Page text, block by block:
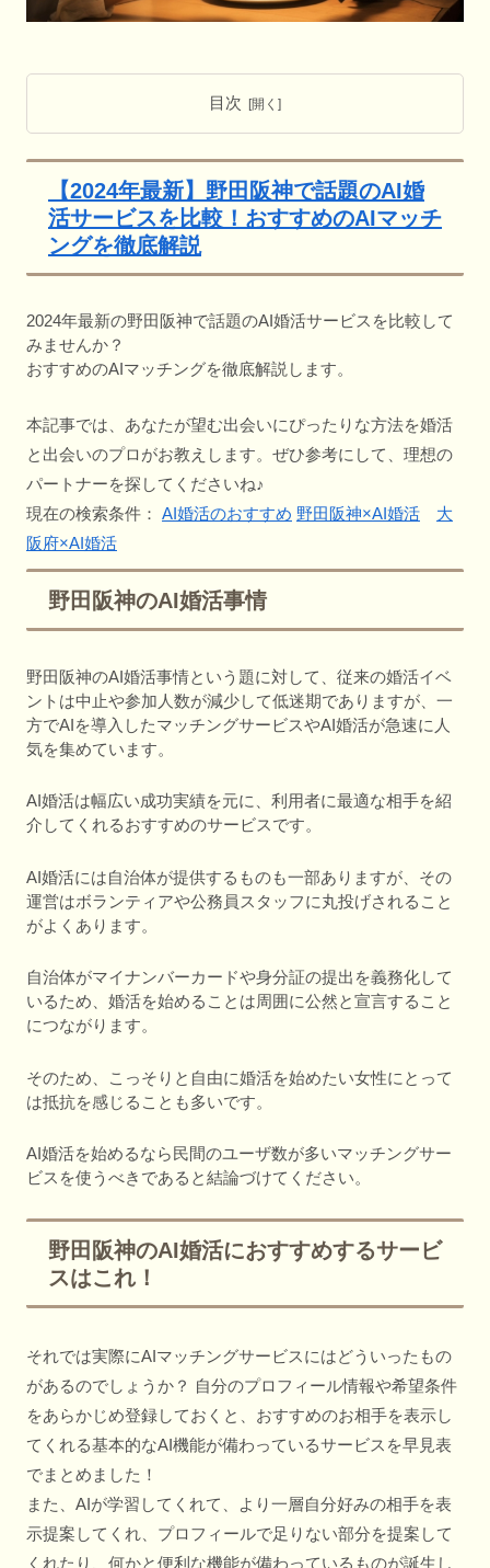
目次
【2024年最新】野田阪神で話題のAI婚
活サービスを比較！おすすめのAIマッチ
ングを徹底解説
2024年最新の野田阪神で話題のAI婚活サービスを比較して
みませんか？
おすすめのAIマッチングを徹底解説します。
本記事では、あなたが望む出会いにぴったりな方法を婚活
と出会いのプロがお教えします。ぜひ参考にして、理想の
パートナーを探してくださいね♪
現在の検索条件： AI婚活のおすすめ 野田阪神×AI婚活
大
阪府×AI婚活
野田阪神のAI婚活事情
野田阪神のAI婚活事情という題に対して、従来の婚活イベ
ントは中止や参加人数が減少して低迷期でありますが、一
方でAIを導入したマッチングサービスやAI婚活が急速に人
気を集めています。
AI婚活は幅広い成功実績を元に、利用者に最適な相手を紹
介してくれるおすすめのサービスです。
AI婚活には自治体が提供するものも一部ありますが、その
運営はボランティアや公務員スタッフに丸投げされること
がよくあります。
自治体がマイナンバーカードや身分証の提出を義務化して
いるため、婚活を始めることは周囲に公然と宣言すること
につながります。
そのため、こっそりと自由に婚活を始めたい女性にとって
は抵抗を感じることも多いです。
AI婚活を始めるなら民間のユーザ数が多いマッチングサー
ビスを使うべきであると結論づけてください。
野田阪神のAI婚活におすすめするサービ
スはこれ！
それでは実際にAIマッチングサービスにはどういったもの
があるのでしょうか？ 自分のプロフィール情報や希望条件
をあらかじめ登録しておくと、おすすめのお相手を表示し
てくれる基本的なAI機能が備わっているサービスを早見表
でまとめました！
また、AIが学習してくれて、より一層自分好みの相手を表
示提案してくれ、プロフィールで足りない部分を提案して
くれたり、何かと便利な機能が備わっているものが誕生し